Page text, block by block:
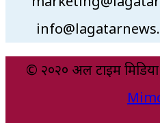
© २०२० अल टाइम